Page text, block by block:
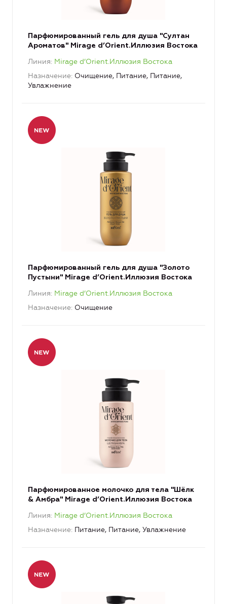
Парфюмированный гель для душа "Султан
Ароматов" Mirage d’Orient.Иллюзия Востока
Линия Mirage d’Orient.Иллюзия Востока
Назначение Очищение, Питание, Питание,
Увлажнение
Парфюмированный гель для душа "Золото
Пустыни" Mirage d’Orient.Иллюзия Востока
Линия Mirage d’Orient.Иллюзия Востока
Назначение Очищение
Парфюмированное молочко для тела "Шёлк
& Амбра" Mirage d’Orient.Иллюзия Востока
Линия Mirage d’Orient.Иллюзия Востока
Назначение Питание, Питание, Увлажнение